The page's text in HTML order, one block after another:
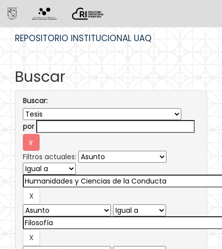
REPOSITORIO INSTITUCIONAL UAQ
Buscar
Buscar:
por
Filtros actuales: